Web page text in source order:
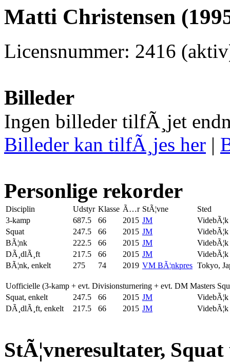
Matti Christensen
Licensnummer: 2416
Billeder
Ingen billeder tilfÃ¸jet
Billeder kan tilfÃ¸jes her |
Personlige rekorder
Disciplin Udstyr Klasse Ã…r StÃ¦vne
Sted
3-kamp
687.5 66 2015 JM
VidebÃ¦k
Squat
247.5 66 2015 JM
VidebÃ¦k
BÃ¦nk
222.5 66 2015 JM
VidebÃ¦k
DÃ¸dlÃ¸ft
217.5 66 2015 JM
VidebÃ¦k
BÃ¦nk, enkelt
275 74 2019 VM BÃ¦nkpres Tokyo,
Uofficielle (3-kamp + evt. Divisionsturnering + evt. DM Masters
Squat, enkelt
247.5 66 2015 JM
VidebÃ¦k
DÃ¸dlÃ¸ft, enkelt
217.5 66 2015 JM VidebÃ¦k
StÃ¦vneresultater,